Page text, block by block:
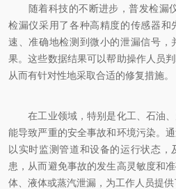
随着科技的不断进步，普发检漏
检漏仪采用了各种高精度的传感器和
速、准确地检测到微小的泄漏信号，
果。这些数据结果可以帮助操作人员
从而有针对性地采取合适的修复措施。
在工业领域，特别是化工、石油、
能导致严重的安全事故和环境污染。
以实时监测管道和设备的运行状态
患，从而避免事故的发生高灵敏度和
体、液体或蒸汽泄漏，为工作人员提供